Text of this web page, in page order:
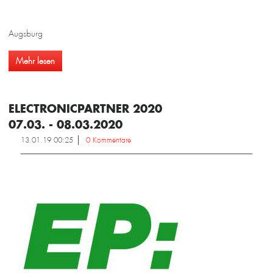
Augsburg
Mehr lesen
ELECTRONICPARTNER 2020
07.03. - 08.03.2020
13.01.19 00:25 0 Kommentare